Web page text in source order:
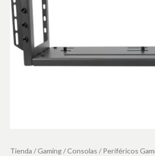
Tienda /Gaming / Consolas /Periféricos
MCA-
GCV/
Compatibilidad
Universal/